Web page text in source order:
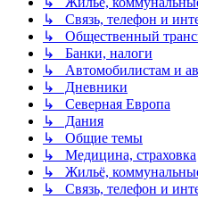
↳ Связь, телефон и
↳ Общественный
↳ Банки, налоги
↳ Автомобилистам и
↳ Дневники
↳ Северная Европа
↳ Дания
↳ Общие темы
↳ Медицина, страховка
↳ Жильё,
↳ Связь, телефон и